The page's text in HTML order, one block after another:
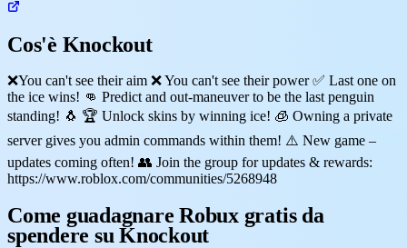
Cos'è Knockout
❌You can't see their aim ❌ You can't see their power ✅ Last one on
the ice wins! 👊 Predict and out-maneuver to be the last penguin
standing! 🐧 🏆 Unlock skins by winning ice! 🧊 Owning a private
server gives you admin commands within them! ⚠️ New game –
updates coming often! 👥 Join the group for updates & rewards:
https://www.roblox.com/communities/5268948
Come guadagnare Robux gratis da
spendere su Knockout